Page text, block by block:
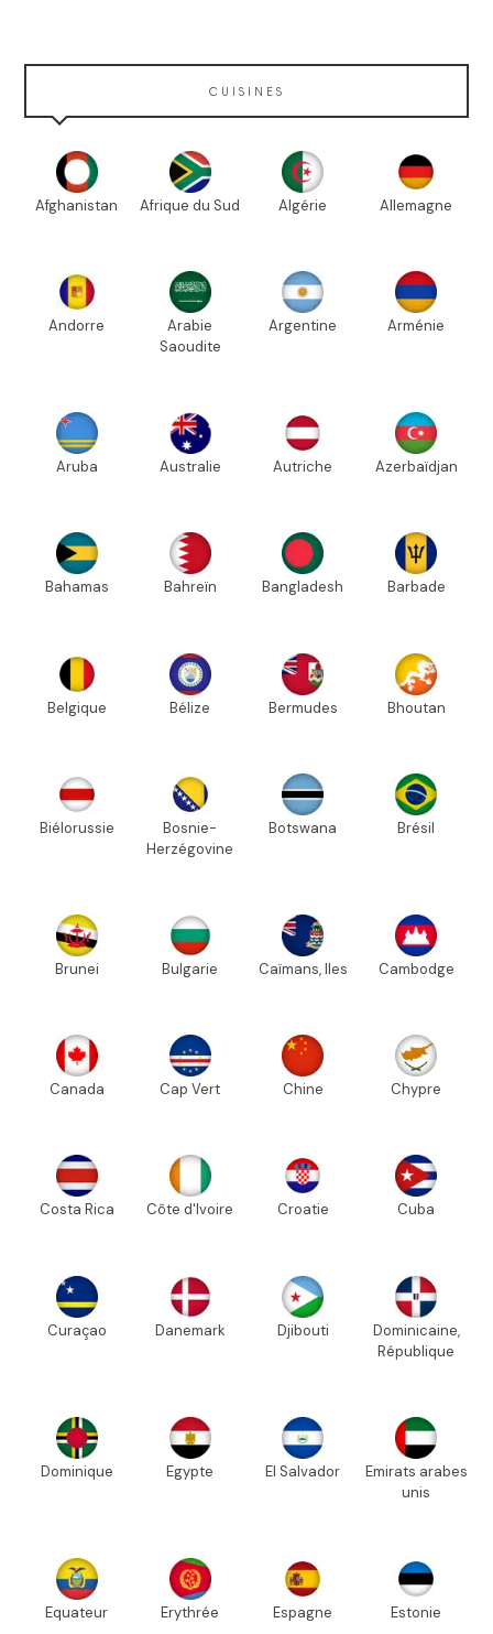
CUISINES
Afghanistan Afrique du Sud Algérie Allemagne
Andorre
Arabie
Saoudite
Argentine Arménie
Aruba Australie Autriche Azerbaïdjan
Bahamas Bahreïn Bangladesh Barbade
Belgique Bélize Bermudes Bhoutan
Biélorussie
Bosnie-
Herzégovine
Botswana Brésil
Brunei Bulgarie Caïmans, Iles Cambodge
Canada Cap Vert Chine Chypre
Costa Rica Côte d'Ivoire Croatie Cuba
Curaçao Danemark Djibouti
Dominicaine,
République
Dominique Egypte El Salvador
Emirats arabes
unis
Equateur Erythrée Espagne Estonie